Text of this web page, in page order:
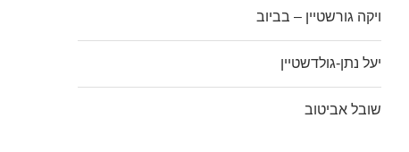
ויקה גורשטיין – בביוב
יעל נתן-גולדשטיין
שובל אביטוב